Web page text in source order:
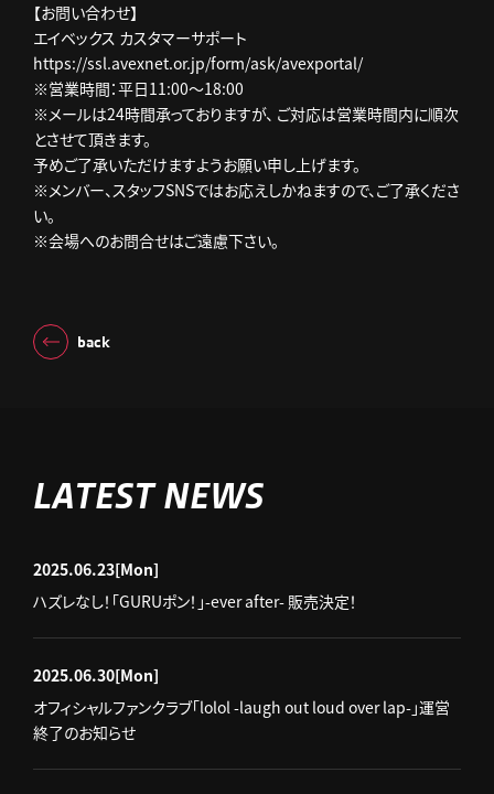
【お問い合わせ】
エイベックス カスタマーサポート
https://ssl.avexnet.or.jp/form/ask/avexportal/
※営業時間：平日11:00～18:00
※メールは24時間承っておりますが、 ご対応は営業時間内に順次
とさせて頂きます。
予めご了承いただけますようお願い申し上げます。
※メンバー、スタッフSNSではお応えしかねますので、ご了承くださ
い。
※会場へのお問合せはご遠慮下さい。
back
LATEST NEWS
2025.06.23[Mon]
ハズレなし！「GURUポン！」-ever after- 販売決定！
2025.06.30[Mon]
オフィシャルファンクラブ「lolol -laugh out loud over lap-」運営
終了のお知らせ